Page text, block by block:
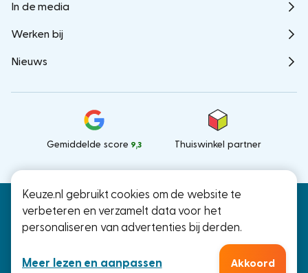
Keuze.nl gebruikt cookies om de website te
verbeteren en verzamelt data voor het
personaliseren van advertenties bij derden.
Meer lezen en aanpassen Akkoord
In de media
Werken bij
Nieuws
Gemiddelde score 9,3 Thuiswinkel partner
Keuze.nl B.V.
Ramstraat 27, Utrecht